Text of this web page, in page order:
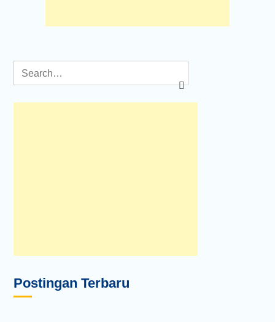
Postingan Terbaru